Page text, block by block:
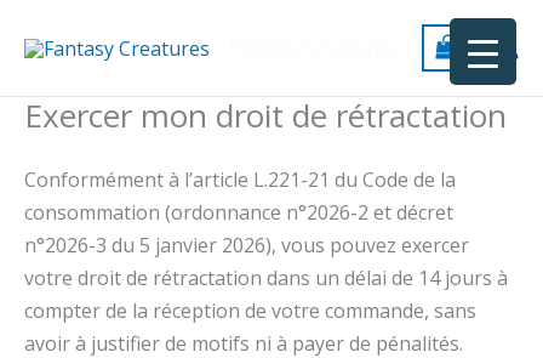
Exercer mon droit de rétractation
Conformément à l’article L.221-21 du Code de la
consommation (ordonnance n°2026-2 et décret
n°2026-3 du 5 janvier 2026), vous pouvez exercer
votre droit de rétractation dans un délai de 14 jours à
compter de la réception de votre commande, sans
avoir à justifier de motifs ni à payer de pénalités.